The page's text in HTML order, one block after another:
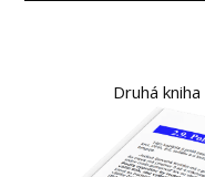
Druhá kniha